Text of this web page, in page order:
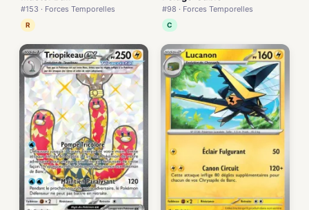
#153 · Forces Temporelles
R
#98 · Forces Temporelles
C